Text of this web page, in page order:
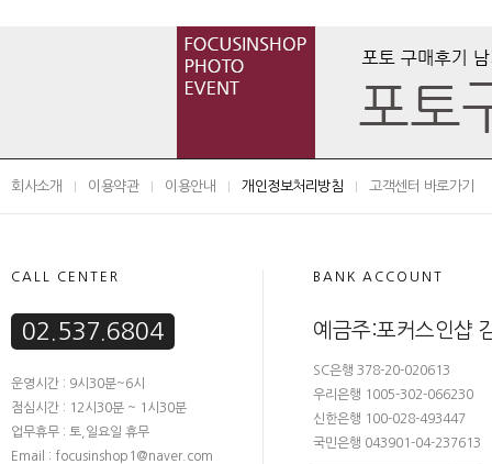
회사소개 이용약관 이용안내 개인정보처리방침 고객센터 바로가기
CALL CENTER
02.537.6804
운영시간 : 9시30분~6시
점심시간 : 12시30분 ~ 1시30분
업무휴무 : 토,일요일 휴무
Email : focusinshop1@naver.com
BANK ACCOUNT
예금주:포커스인샵
SC은행 378-20-020613
우리은행 1005-302-066230
신한은행 100-028-493447
국민은행 043901-04-237613